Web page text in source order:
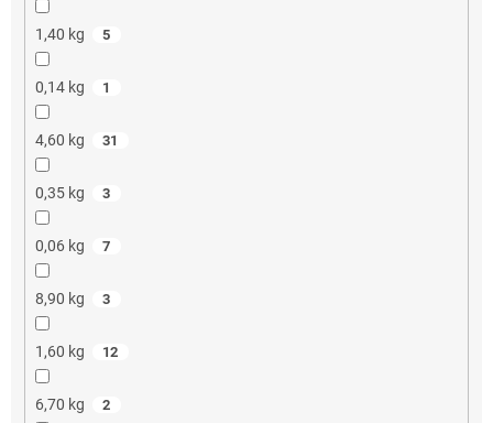
1,40 kg 5
0,14 kg 1
4,60 kg 31
0,35 kg 3
0,06 kg 7
8,90 kg 3
1,60 kg 12
6,70 kg 2